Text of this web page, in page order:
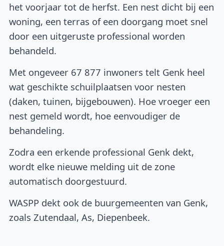
het voorjaar tot de herfst. Een nest dicht bij een
woning, een terras of een doorgang moet snel
door een uitgeruste professional worden
behandeld.
Met ongeveer 67 877 inwoners telt Genk heel
wat geschikte schuilplaatsen voor nesten
(daken, tuinen, bijgebouwen). Hoe vroeger een
nest gemeld wordt, hoe eenvoudiger de
behandeling.
Zodra een erkende professional Genk dekt,
wordt elke nieuwe melding uit de zone
automatisch doorgestuurd.
WASPP dekt ook de buurgemeenten van Genk,
zoals Zutendaal, As, Diepenbeek.